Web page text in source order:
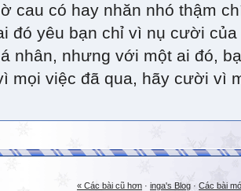
cau có hay nhăn nhó thậm
đó yêu bạn chỉ vì nụ cười
nhân, nhưng với một ai đó,
mọi việc đã qua, hãy cười vì
« Các bài cũ hơn · inga's Blog · Các bài